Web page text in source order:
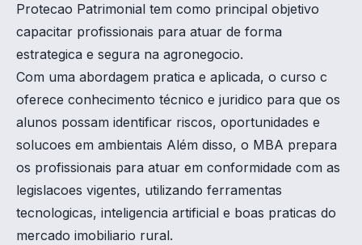
Protecao Patrimonial tem como principal objetivo
capacitar profissionais para atuar de forma
estrategica e segura na agronegocio.
Com uma abordagem pratica e aplicada, o curso c
oferece conhecimento técnico e juridico para que os
alunos possam identificar riscos, oportunidades e
solucoes em ambientais Além disso, o MBA prepara
os profissionais para atuar em conformidade com as
legislacoes vigentes, utilizando ferramentas
tecnologicas, inteligencia artificial e boas praticas do
mercado imobiliario rural.